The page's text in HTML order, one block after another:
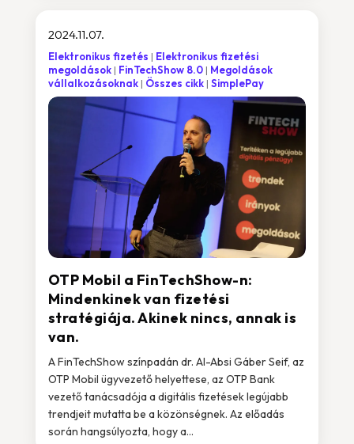
OTP Mobil a FinTechShow-n:
Mindenkinek van fizetési
stratégiája. Akinek nincs, annak is
van.
2024.11.07.
Elektronikus fizetés
Elektronikus fizetési
megoldások
FinTechShow 8.0
Megoldások
vállalkozásoknak
Összes cikk SimplePay
A FinTechShow színpadán dr. Al-Absi Gáber Seif, az
OTP Mobil ügyvezető helyettese, az OTP Bank
vezető tanácsadója a digitális fizetések legújabb
trendjeit mutatta be a közönségnek. Az előadás
során hangsúlyozta, hogy a...